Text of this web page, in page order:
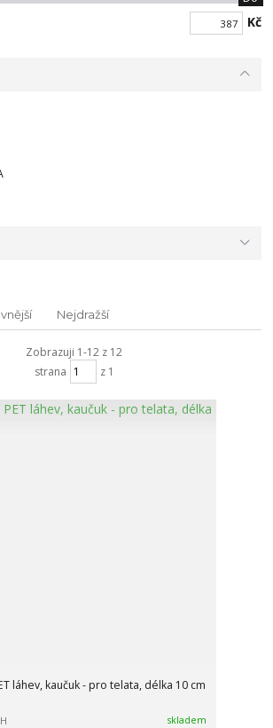
Kč
Nejdražší
Zobrazuji 1-12 z 12
strana
z 1
láhev, kaučuk - pro telata, délka 10 cm
skladem